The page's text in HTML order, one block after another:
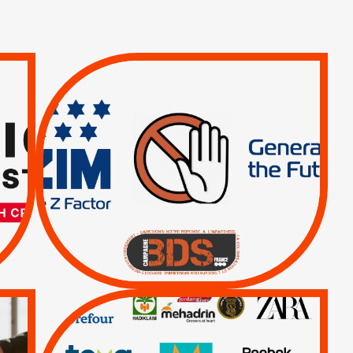
RESPECT DU DROIT
INTERNATIONAL ?
TRUMP, MACRON :
MÊME COMBAT
| Actus |
| Boycott militaire |
Lettres d'interpellation
QUE BOYCOTTER ?